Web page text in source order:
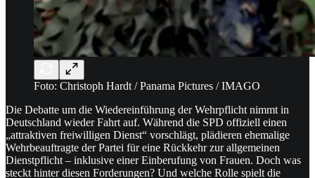
Foto: Christoph Hardt / Panama Pictures / IMAGO
Die Debatte um die Wiedereinführung der Wehrpflicht nimmt in
Deutschland wieder Fahrt auf. Während die SPD offiziell einen
„attraktiven freiwilligen Dienst“ vorschlägt, plädieren ehemalige
Wehrbeauftragte der Partei für eine Rückkehr zur allgemeinen
Dienstpflicht – inklusive einer Einberufung von Frauen. Doch was
steckt hinter diesen Forderungen? Und welche Rolle spielt die